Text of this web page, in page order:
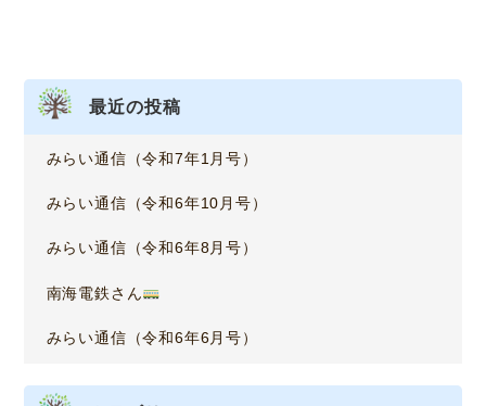
最近の投稿
みらい通信（令和7年1月号）
みらい通信（令和6年10月号）
みらい通信（令和6年8月号）
南海電鉄さん
みらい通信（令和6年6月号）